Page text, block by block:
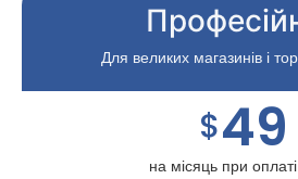
Для великих магазинів і
$49
на місяць при оплаті